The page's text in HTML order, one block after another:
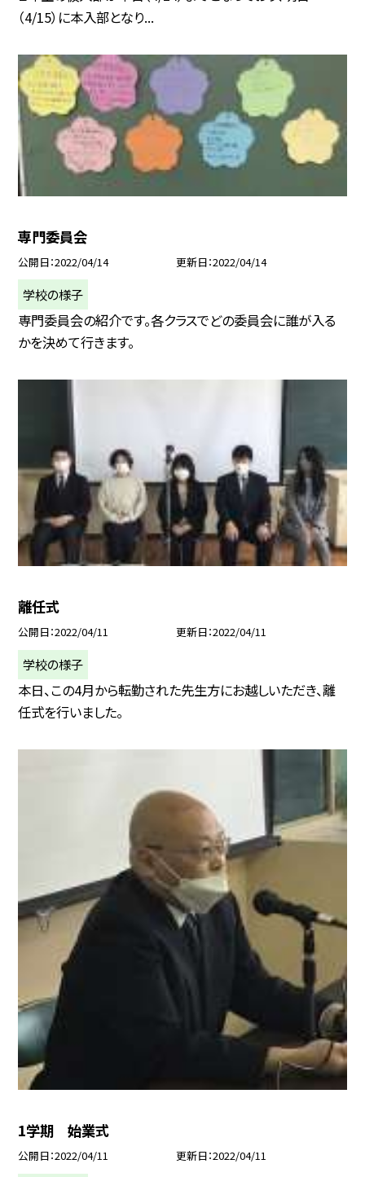
（4/15）に本入部となり...
専門委員会
公開日 2022/04/14 更新日 2022/04/14
学校の様子
専門委員会の紹介です。各クラスでどの委員会に誰が入る
かを決めて行きます。
離任式
公開日 2022/04/11 更新日 2022/04/11
学校の様子
本日、この4月から転勤された先生方にお越しいただき、離
任式を行いました。
1学期 始業式
公開日 2022/04/11 更新日 2022/04/11